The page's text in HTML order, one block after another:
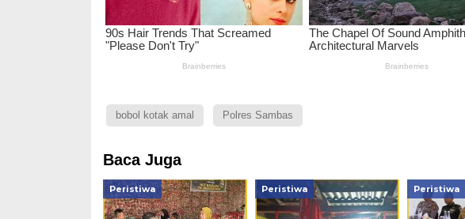
bobol kotak amal Polres Sambas
Baca Juga
Peristiwa Peristiwa Peristiwa